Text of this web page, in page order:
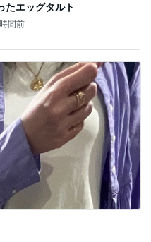
たエッグタルト
間前